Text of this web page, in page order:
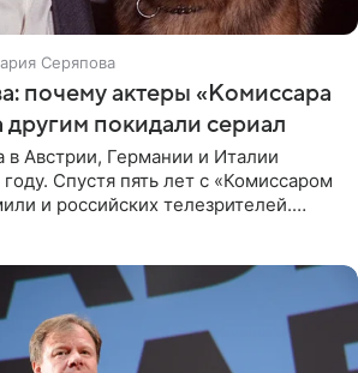
Серяпова
почему актеры «Комиссара
другим покидали сериал
в Австрии, Германии и Италии
Спустя пять лет с «Комиссаром
и российских телезрителей.